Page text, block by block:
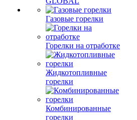
Газовые горелки
Горелки на отработке
Жидкотопливные
горелки
Комбинированные
горелки